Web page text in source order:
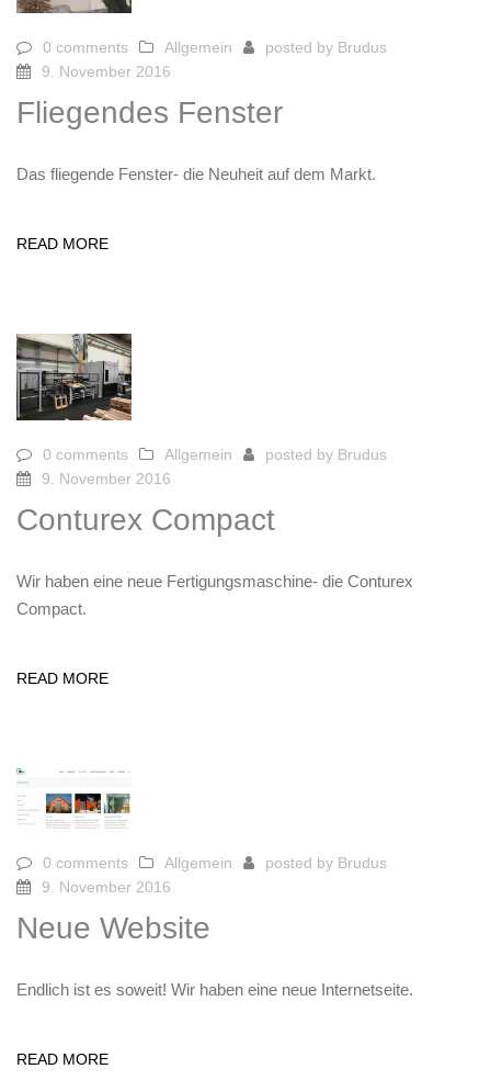
0 comments Allgemein posted by Brudus
9. November 2016
Fliegendes Fenster
Das fliegende Fenster- die Neuheit auf dem Markt.
READ MORE
0 comments Allgemein posted by Brudus
9. November 2016
Conturex Compact
Wir haben eine neue Fertigungsmaschine- die Conturex
Compact.
READ MORE
0 comments Allgemein posted by Brudus
9. November 2016
Neue Website
Endlich ist es soweit! Wir haben eine neue Internetseite.
READ MORE